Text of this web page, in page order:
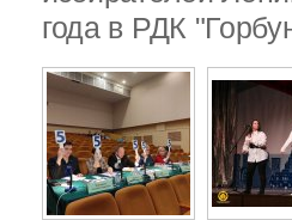
года в РДК